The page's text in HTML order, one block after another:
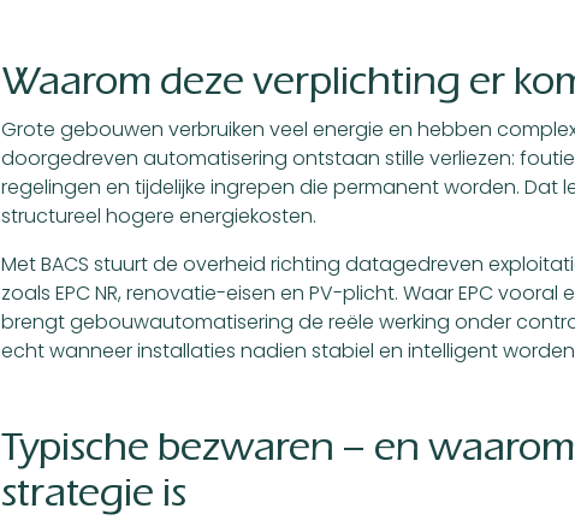
Waarom deze verplichting er
Grote gebouwen verbruiken veel energie en hebben
doorgedreven automatisering ontstaan stille verliezen:
regelingen en tijdelijke ingrepen die permanent worden.
structureel hogere energiekosten.
Met BACS stuurt de overheid richting datagedreven
zoals EPC NR, renovatie-eisen en PV-plicht. Waar EPC
brengt gebouwautomatisering de reële werking onder
echt wanneer installaties nadien stabiel en intelligent
Typische bezwaren – en
strategie is